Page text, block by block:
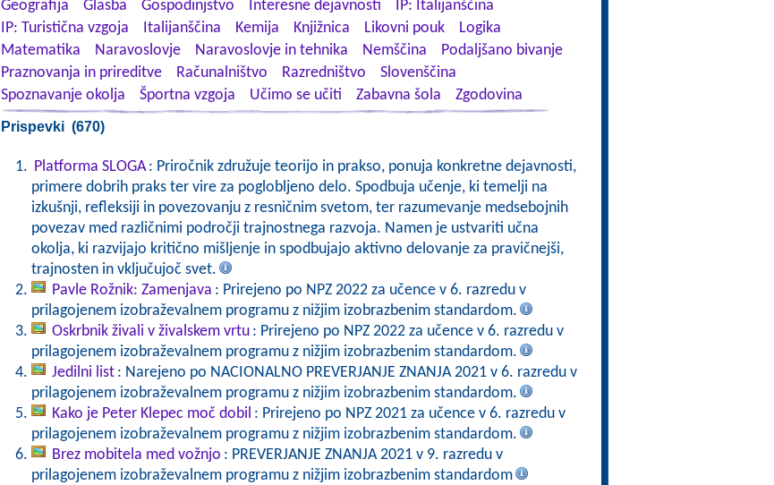
Geografija
Glasba Gospodinjstvo Interesne dejavnosti
IP: Italijanščina
IP: Turistična vzgoja
Italijanščina Kemija Knjižnica Likovni pouk
Logika
Matematika
Naravoslovje Naravoslovje in tehnika Nemščina
Podaljšano bivanje
Praznovanja in prireditve
Računalništvo Razredništvo
Slovenščina
Spoznavanje okolja
Športna vzgoja Učimo se učiti Zabavna šola Zgodovina
Prispevki (670)
Platforma SLOGA : Priročnik združuje teorijo in prakso, ponuja konkretne dejavnosti,
primere dobrih praks ter vire za poglobljeno delo. Spodbuja učenje, ki temelji na
izkušnji, refleksiji in povezovanju z resničnim svetom, ter razumevanje medsebojnih
povezav med različnimi področji trajnostnega razvoja. Namen je ustvariti učna
okolja, ki razvijajo kritično mišljenje in spodbujajo aktivno delovanje za pravičnejši,
trajnosten in vključujoč svet.
Pavle Rožnik: Zamenjava : Prirejeno po NPZ 2022 za učence v 6. razredu v
prilagojenem izobraževalnem programu z nižjim izobrazbenim standardom.
Oskrbnik živali v živalskem vrtu : Prirejeno po NPZ 2022 za učence v 6. razredu v
prilagojenem izobraževalnem programu z nižjim izobrazbenim standardom.
Jedilni list : Narejeno po NACIONALNO PREVERJANJE ZNANJA 2021 v 6. razredu v
prilagojenem izobraževalnem programu z nižjim izobrazbenim standardom.
Kako je Peter Klepec moč dobil : Prirejeno po NPZ 2021 za učence v 6. razredu v
prilagojenem izobraževalnem programu z nižjim izobrazbenim standardom.
Brez mobitela med vožnjo : PREVERJANJE ZNANJA 2021 v 9. razredu v
prilagojenem izobraževalnem programu z nižjim izobrazbenim standardom